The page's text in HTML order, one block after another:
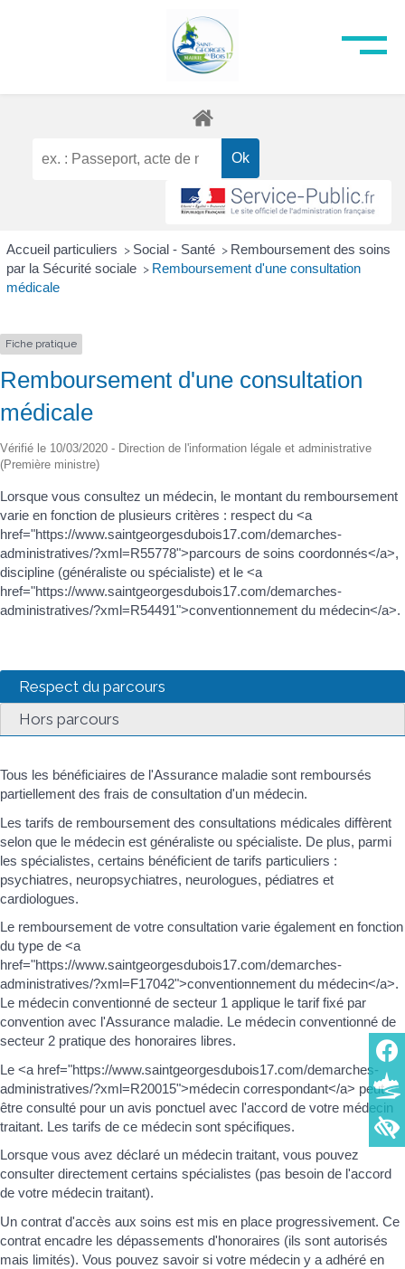
Accueil particuliers > Social - Santé > Remboursement des soins
par la Sécurité sociale > Remboursement d'une consultation
médicale
Fiche pratique
Remboursement d'une consultation
médicale
Vérifié le 10/03/2020 - Direction de l'information légale et administrative
(Première ministre)
Lorsque vous consultez un médecin, le montant du remboursement
varie en fonction de plusieurs critères : respect du <a
href="https://www.saintgeorgesdubois17.com/demarches-
administratives/?xml=R55778">parcours de soins coordonnés</a>,
discipline (généraliste ou spécialiste) et le <a
href="https://www.saintgeorgesdubois17.com/demarches-
administratives/?xml=R54491">conventionnement du médecin</a>.
Respect du parcours
Hors parcours
Tous les bénéficiaires de l'Assurance maladie sont remboursés
partiellement des frais de consultation d'un médecin.
Les tarifs de remboursement des consultations médicales diffèrent
selon que le médecin est généraliste ou spécialiste. De plus, parmi
les spécialistes, certains bénéficient de tarifs particuliers :
psychiatres, neuropsychiatres, neurologues, pédiatres et
cardiologues.
Le remboursement de votre consultation varie également en fonction
du type de <a
href="https://www.saintgeorgesdubois17.com/demarches-
administratives/?xml=F17042">conventionnement du médecin</a>.
Le médecin conventionné de secteur 1 applique le tarif fixé par
convention avec l'Assurance maladie. Le médecin conventionné de
secteur 2 pratique des honoraires libres.
Le <a href="https://www.saintgeorgesdubois17.com/demarches-
administratives/?xml=R20015">médecin correspondant</a> peut
être consulté pour un avis ponctuel avec l'accord de votre médecin
traitant. Les tarifs de ce médecin sont spécifiques.
Lorsque vous avez déclaré un médecin traitant, vous pouvez
consulter directement certains spécialistes (pas besoin de l'accord
de votre médecin traitant).
Un contrat d'accès aux soins est mis en place progressivement. Ce
contrat encadre les dépassements d'honoraires (ils sont autorisés
mais limités). Vous pouvez savoir si votre médecin y a adhéré en